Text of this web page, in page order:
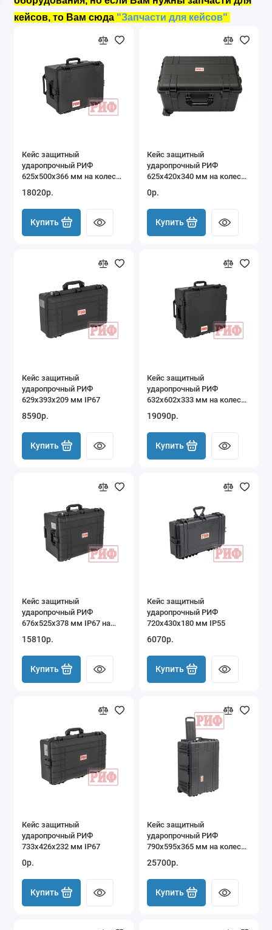
кейсов, то Вам сюда "Запчасти для кейсов"
Кейс защитный
ударопрочный РИФ
625x500x366 мм на колесах
18020р.
Купить
Кейс защитный
ударопрочный РИФ
625х420х340 мм на колесах
IP67
0р.
Купить
Кейс защитный
ударопрочный РИФ
629х393х209 мм IP67
8590р.
Купить
Кейс защитный
ударопрочный РИФ
632x602x333 мм на колесах
IP67
19090р.
Купить
Кейс защитный
ударопрочный РИФ
676х525х378 мм IP67 на
ручкой
15810р.
Купить
Кейс защитный
ударопрочный РИФ
720х430х180 мм IP55
6070р.
Купить
Кейс защитный
ударопрочный РИФ
733х426х232 мм IP67
0р.
Купить
Кейс защитный
ударопрочный РИФ
790х595х365 мм на колесах
IP55
25700р.
Купить